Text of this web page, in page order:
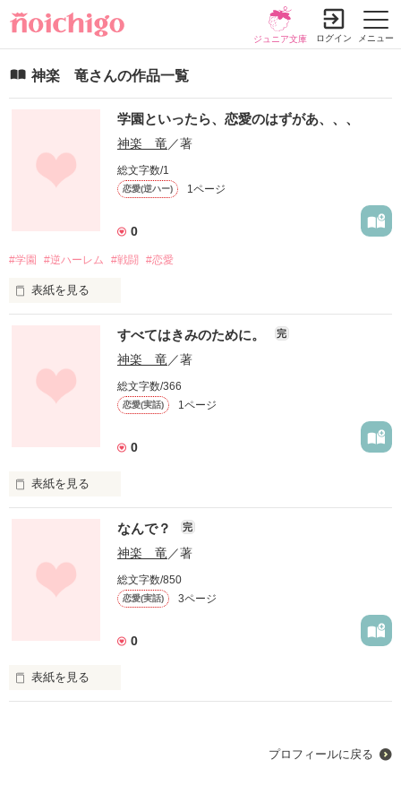
メニュー
ジュニア文庫 ログイン
神楽 竜さんの作品一覧
学園といったら、恋愛のはずがあ、、、
神楽 竜 ／著
総文字数/1
恋愛(逆ハー) 1ページ
0
#学園 #逆ハーレム #戦闘 #恋愛
表紙を見る
才能ある主人公。自分の力におぼれてしまう。
すべてはきみのために。 完
神楽 竜 ／著
総文字数/366
恋愛(実話) 1ページ
0
表紙を見る
リア充になった主人公。
相手の本性を知って、、、
なんで？ 完
神楽 竜 ／著
総文字数/850
恋愛(実話) 3ページ
0
表紙を見る
プロフィールに戻る